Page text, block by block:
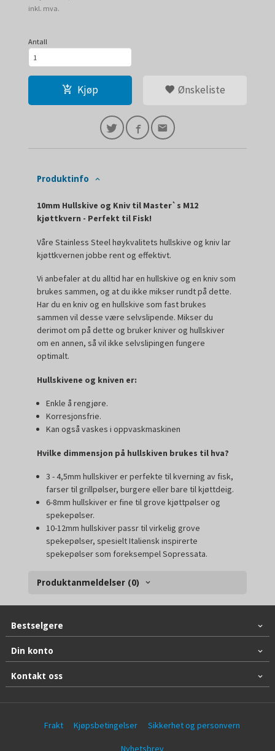
Rabatt
inkl. mva.
Antall
Kjøp Ønskeliste
Produktinfo
10mm Hullskive og Kniv til Master`s M12
kjøttkvern - Perfekt til Fisk!
Våre Stainless Steel høykvalitets hullskive og kniv lar
kjøttkvernen jobbe rent og effektivt.
Vi anbefaler at du alltid har en hullskive og en kniv som
brukes sammen, og at du ikke mikser rundt på dette.
Har du en kniv og en hullskive som fast brukes
sammen vil desse være selvslipende. Mikser du
derimot om på dette og bruker kniver og hullskiver
om en annen, så vil ikke selvslipingen fungere
optimalt.
Hullskivene og kniven er:
Enkle å rengjøre.
Korresjonsfrie.
Kan også vaskes i oppvaskmaskinen
Hvilke dimmensjon på hullskiven brukes til hva?
3 - 4,5mm hullskiver er perfekte til kverning av fisk,
farser til grillpølser, burgere eller bare til kjøttdeig.
6-8mm hullskiver er fine til grove kjøttpølser og
spekepølser.
10-12mm hullskiver passr til virkelig grove
spekepølser, spesielt Italiensk inspirerte
spekepølser som foreksempel Sopressata.
Produktanmeldelser (0)
Bestselgere
Din konto
Kontakt oss
Frakt Kjøpsbetingelser Sikkerhet og personvern
Nyhetsbrev